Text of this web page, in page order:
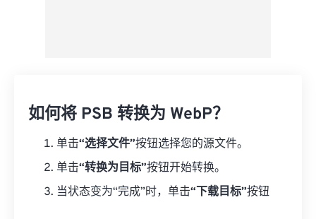
如何将 PSB 转换为 WebP？
单击“选择文件”按钮选择您的源文件。
单击“转换为目标”按钮开始转换。
当状态变为“完成”时，单击“下载目标”按钮